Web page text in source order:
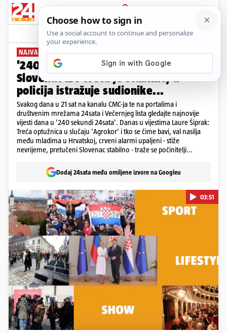
PRIJAVA
News Komentari
NAJVAŽNIJE VIJESTI DANA
'240 sekundi' 24sata! Pretučeni
Slovenac iz Poreča je stabilno, a
policija istražuje sudionike...
Svakog dana u 21 sat na kanalu CMC-ja te na portalima i
društvenim mrežama 24sata i Večernjeg lista gledajte najnovije
vijesti dana u '240 sekundi 24sata'. Danas u vijestima Laure Šiprak:
Treća optužnica u slučaju 'Agrokor' i tko se čime bavi, val nasilja
među mladima u Hrvatskoj, crveni alarmi upaljeni - stiže
nevrijeme, pretučeni Slovenac stabilno - traže se počinitelji...
Dodaj 24sata među omiljene izvore na Googleu
Pokretanje videa...
03:51